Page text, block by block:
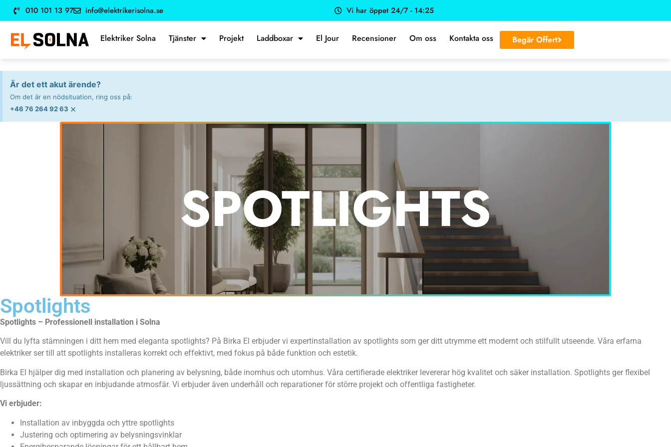
010 101 13 97 info@elektrikerisolna.se Vi har öppet 24/7 - 14:25
Elektriker Solna Tjänster Projekt Laddboxar El Jour Recensioner Om oss Kontakta oss Begär Offert
Är det ett akut ärende?
Om det är en nödsituation, ring oss på:
+46 76 264 92 63 ×
Spotlights
Spotlights – Professionell installation i Solna
Vill du lyfta stämningen i ditt hem med eleganta spotlights? På Birka El erbjuder vi expertinstallation av spotlights som ger ditt utrymme ett modernt och stilfullt utseende. Våra erfarna
elektriker ser till att spotlights installeras korrekt och effektivt, med fokus på både funktion och estetik.
Birka El hjälper dig med installation och planering av belysning, både inomhus och utomhus. Våra certifierade elektriker levererar hög kvalitet och säker installation. Spotlights ger flexibel
ljussättning och skapar en inbjudande atmosfär. Vi erbjuder även underhåll och reparationer för större projekt och offentliga fastigheter.
Vi erbjuder:
Installation av inbyggda och yttre spotlights
Justering och optimering av belysningsvinklar